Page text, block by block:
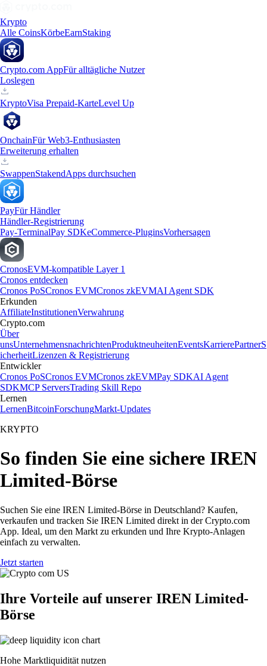
Krypto
Alle CoinsKörbeEarnStaking
Crypto.com AppFür alltägliche Nutzer
Loslegen
KryptoVisa Prepaid-KarteLevel Up
OnchainFür Web3-Enthusiasten
Erweiterung erhalten
SwappenStakendApps durchsuchen
PayFür Händler
Händler-Registrierung
Pay-TerminalPay SDKeCommerce-PluginsVorhersagen
CronosEVM-kompatible Layer 1
Cronos entdecken
Cronos PoSCronos EVMCronos zkEVMAI Agent SDK
Erkunden
AffiliateInstitutionenVerwahrung
Crypto.com
Über
unsUnternehmensnachrichtenProduktneuheitenEventsKarrierePartnerS
icherheitLizenzen & Registrierung
Entwickler
Cronos PoSCronos EVMCronos zkEVMPay SDKAI Agent
SDKMCP ServersTrading Skill Repo
Lernen
LernenBitcoinForschungMarkt-Updates
KRYPTO
So finden Sie eine sichere IREN
Limited-Börse
Suchen Sie eine IREN Limited-Börse in Deutschland? Kaufen,
verkaufen und tracken Sie IREN Limited direkt in der Crypto.com
App. Ideal, um den Markt zu erkunden und Ihre Krypto-Anlagen
einfach zu verwalten.
Jetzt starten
Ihre Vorteile auf unserer IREN Limited-
Börse
Hohe Marktliquidität nutzen